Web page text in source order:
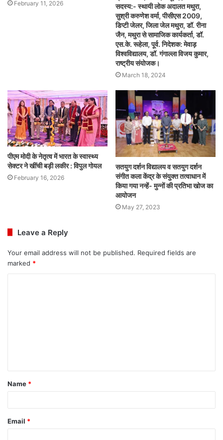
February 11, 2026
सदस्य:- स्थायी लोक अदालत मथुरा,
सुश्री करुणेश वर्मा, पीसीएस 2009,
डिप्टी जेलर, जिला जेल मथुरा, डॉ. रीना
जैन, मथुरा से सामाजिक कार्यकर्ता, डॉ.
एस.के. रूहेला, पूर्व. निदेशक: मेवाड़
विश्वविद्यालय, डॉ. गंगाल्ला विजय कुमार,
राष्ट्रीय संयोजक।
March 18, 2024
पीएम मोदी के नेतृत्व में भारत के स्वास्थ्य
सेक्टर ने खींची बड़ी लकीर : विपुल गोयल
February 16, 2026
सतयुग दर्शन विद्यालय व सतयुग दर्शन
संगीत कला केंद्र के संयुक्त तत्वाधान में
किया गया नन्हें- मुन्नों की प्रतिभा खोज का
आयोजन
May 27, 2023
Leave a Reply
Your email address will not be published. Required fields are
marked *
t
*
Name *
Email *